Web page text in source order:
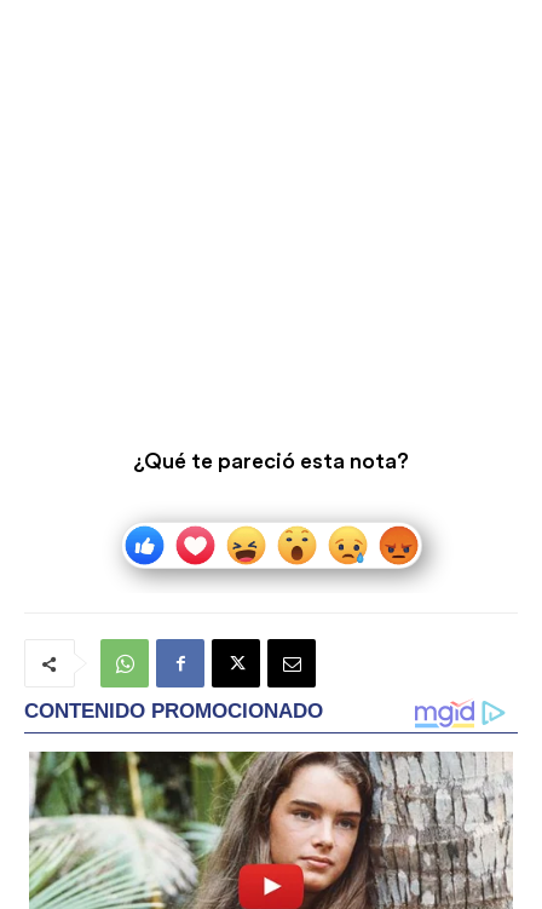
¿Qué te pareció esta nota?